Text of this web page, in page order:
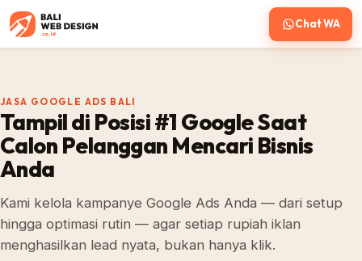
Chat WA
JASA GOOGLE ADS BALI
Tampil di Posisi #1 Google Saat
Calon Pelanggan Mencari Bisnis
Anda
Kami kelola kampanye Google Ads Anda — dari setup
hingga optimasi rutin — agar setiap rupiah iklan
menghasilkan lead nyata, bukan hanya klik.